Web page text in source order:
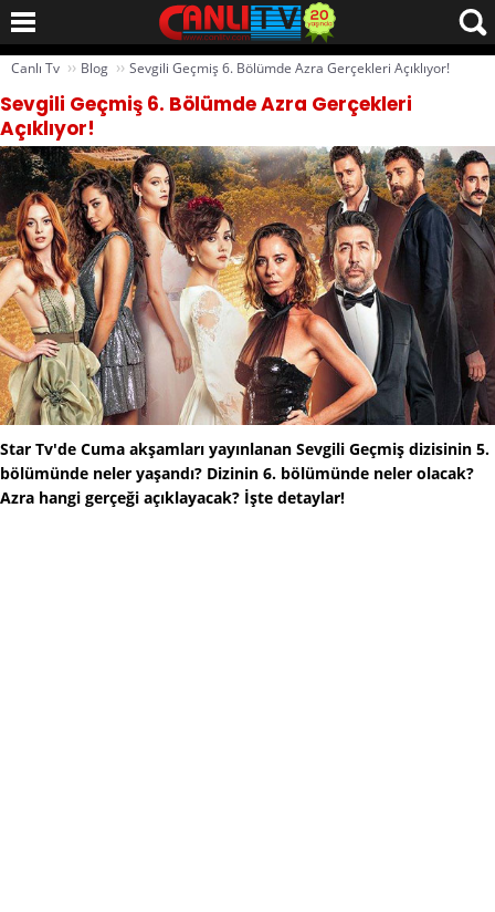
Canlı Tv ›› Blog ›› Sevgili Geçmiş 6. Bölümde Azra Gerçekleri Açıklıyor!
Sevgili Geçmiş 6. Bölümde Azra Gerçekleri
Açıklıyor!
Star Tv'de Cuma akşamları yayınlanan Sevgili Geçmiş dizisinin 5.
bölümünde neler yaşandı? Dizinin 6. bölümünde neler olacak?
Azra hangi gerçeği açıklayacak? İşte detaylar!